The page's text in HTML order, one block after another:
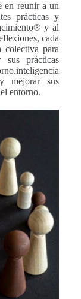
en reunir a un
prácticas y
y al
cada
colectiva para
sus prácticas
inteligencia
mejorar sus
entorno.